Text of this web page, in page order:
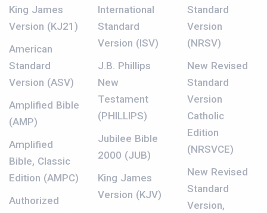
King James
Version (KJ21)
American
Standard
Version (ASV)
Amplified Bible
(AMP)
Amplified
Bible, Classic
Edition (AMPC)
Authorized
International
Standard
Version (ISV)
J.B. Phillips
New
Testament
(PHILLIPS)
Jubilee Bible
2000 (JUB)
King James
Version (KJV)
Standard
Version
(NRSV)
New Revised
Standard
Version
Catholic
Edition
(NRSVCE)
New Revised
Standard
Version,